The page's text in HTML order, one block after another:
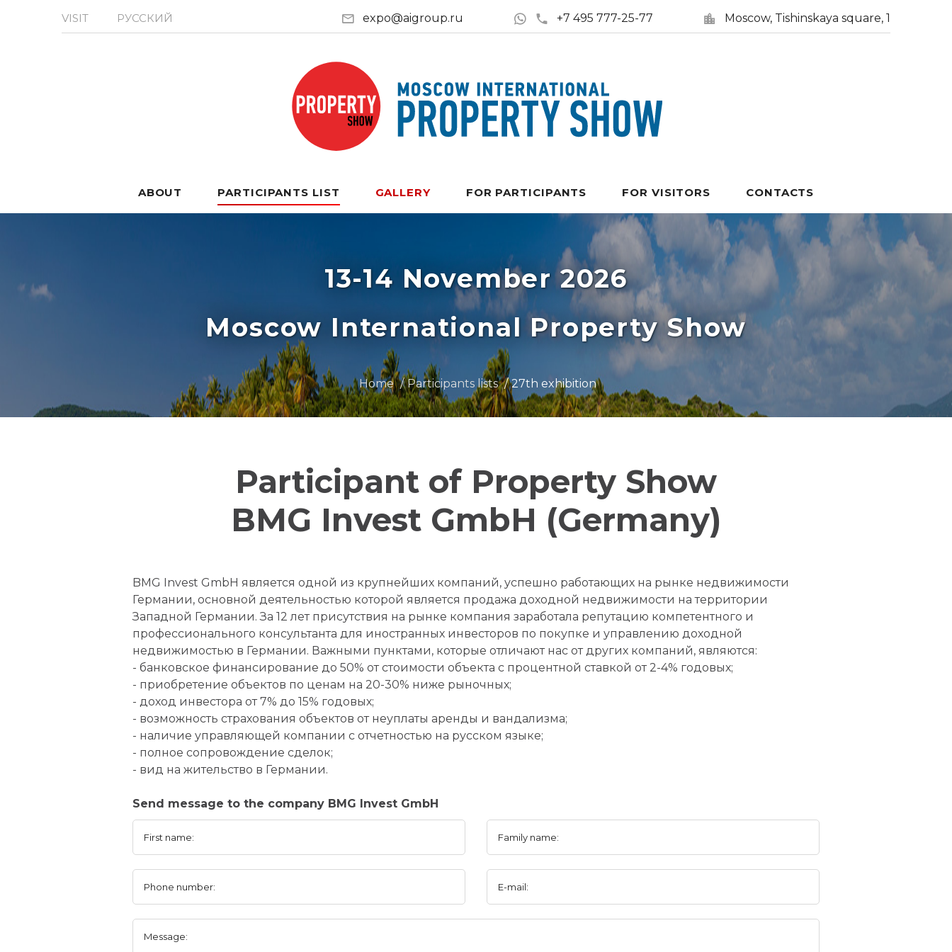
VISIT РУССКИЙ expo@aigroup.ru +7 495 777-25-77 Moscow, Tishinskaya square, 1
ABOUT PARTICIPANTS LIST GALLERY FOR PARTICIPANTS FOR VISITORS CONTACTS
13-14 November 2026
Moscow International Property Show
Home Participants lists 27th exhibition
Participant of Property Show
BMG Invest GmbH (Germany)
BMG Invest GmbH является одной из крупнейших компаний, успешно работающих на рынке недвижимости
Германии, основной деятельностью которой является продажа доходной недвижимости на территории
Западной Германии. За 12 лет присутствия на рынке компания заработала репутацию компетентного и
профессионального консультанта для иностранных инвесторов по покупке и управлению доходной
недвижимостью в Германии. Важными пунктами, которые отличают нас от других компаний, являются:
- банковское финансирование до 50% от стоимости объекта с процентной ставкой от 2-4% годовых;
- приобретение объектов по ценам на 20-30% ниже рыночных;
- доход инвестора от 7% до 15% годовых;
- возможность страхования объектов от неуплаты аренды и вандализма;
- наличие управляющей компании с отчетностью на русском языке;
- полное сопровождение сделок;
- вид на жительство в Германии.
Send message to the company BMG Invest GmbH
First name: Family name:
Phone number: E-mail:
Message: